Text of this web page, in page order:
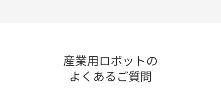
産業用ロボットの
よくあるご質問